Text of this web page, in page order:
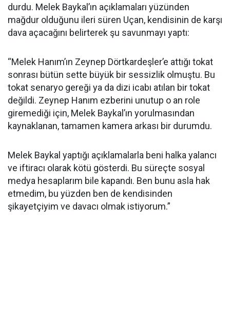
durdu. Melek Baykal’ın açıklamaları yüzünden
mağdur olduğunu ileri süren Uçan, kendisinin de karşı
dava açacağını belirterek şu savunmayı yaptı:
“Melek Hanım’ın Zeynep Dörtkardeşler’e attığı tokat
sonrası bütün sette büyük bir sessizlik olmuştu. Bu
tokat senaryo gereği ya da dizi icabı atılan bir tokat
değildi. Zeynep Hanım ezberini unutup o an role
giremediği için, Melek Baykal’ın yorulmasından
kaynaklanan, tamamen kamera arkası bir durumdu.
Melek Baykal yaptığı açıklamalarla beni halka yalancı
ve iftiracı olarak kötü gösterdi. Bu süreçte sosyal
medya hesaplarım bile kapandı. Ben bunu asla hak
etmedim, bu yüzden ben de kendisinden
şikayetçiyim ve davacı olmak istiyorum.”